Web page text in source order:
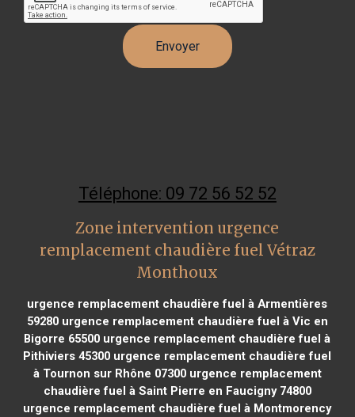
Téléphone: 09 72 56 52 52
Zone intervention urgence
remplacement chaudière fuel Vétraz
Monthoux
urgence remplacement chaudière fuel à Armentières
59280urgence remplacement chaudière fuel à Vic en
Bigorre 65500 urgence remplacement chaudière fuel à
Pithiviers 45300 urgence remplacement chaudière fuel
à Tournon sur Rhône 07300urgence remplacement
chaudière fuel à Saint Pierre en Faucigny 74800
urgence remplacement chaudière fuel à Montmorency